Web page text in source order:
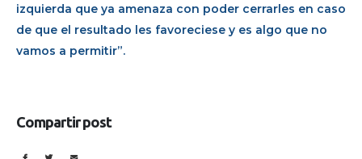
izquierda que ya amenaza con poder cerrarles en caso
de que el resultado les favoreciese y es algo que no
vamos a permitir”.
Compartir post